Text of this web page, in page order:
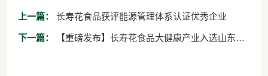
上一篇： 长寿花食品获评能源管理体系认证优秀企业
下一篇：